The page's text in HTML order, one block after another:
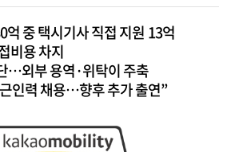
억 중 택시기사 직접 지원 13억
비용 차지
…외부 용역·위탁이 주축
인력 채용…향후 추가 출연”